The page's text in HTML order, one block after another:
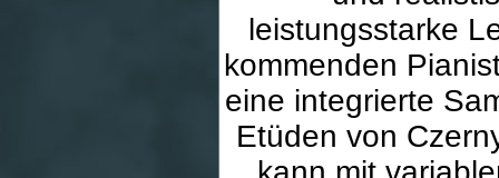
leistungsstarke
kommenden
eine integrierte
Etüden von